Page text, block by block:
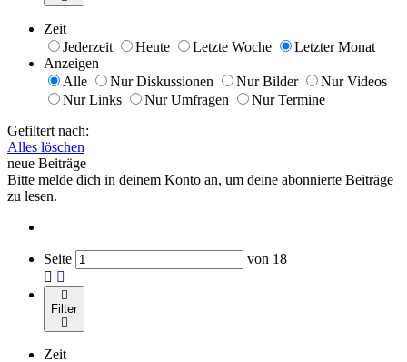
Zeit
Jederzeit
Heute Letzte Woche
Letzter Monat
Anzeigen
Alle
Nur Diskussionen Nur Bilder
Nur Videos
Nur Links
Nur Umfragen
Nur Termine
Gefiltert nach:
Alles löschen
neue Beiträge
Bitte melde dich in deinem Konto an, um deine abonnierte Beiträge
zu lesen.
Seite von 18
Filter
Zeit